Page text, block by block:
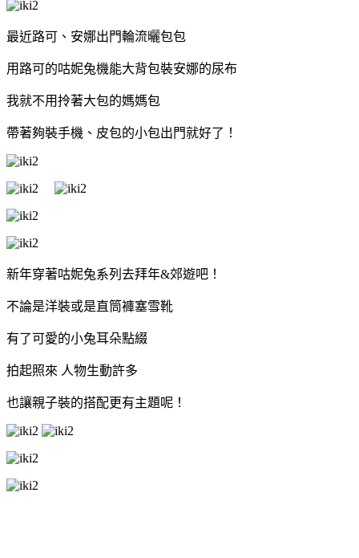
最近路可、安娜出門輪流曬包包
用路可的咕妮兔機能大背包裝安娜的尿布
我就不用拎著大包的媽媽包
帶著夠裝手機、皮包的小包出門就好了！
新年穿著咕妮兔系列去拜年&郊遊吧！
不論是洋裝或是直筒褲塞雪靴
有了可愛的小兔耳朵點綴
拍起照來 人物生動許多
也讓親子裝的搭配更有主題呢！